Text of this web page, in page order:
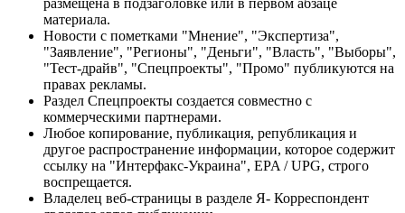
материала.
Новости с пометками "Мнение", "Экспертиза",
"Заявление", "Регионы", "Деньги", "Власть", "Выборы",
"Тест-драйв", "Спецпроекты", "Промо" публикуются на
правах рекламы.
Раздел Спецпроекты создается совместно с
коммерческими партнерами.
Любое копирование, публикация, републикация и
другое распространение информации, которое содержит
ссылку на "Интерфакс-Украина", EPA / UPG, строго
воспрещается.
Владелец веб-страницы в разделе Я- Корреспондент